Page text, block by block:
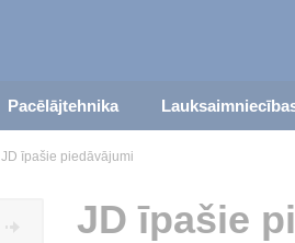
Pacēlājtehnika
JD īpašie piedāvājumi
JD īpašie